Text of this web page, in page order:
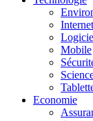
Internet
Mobile
Economie